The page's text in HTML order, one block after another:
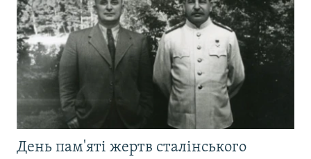
День пам'яті жертв сталінського